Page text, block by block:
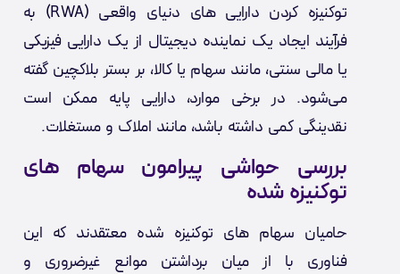
توکنیزه کردن دارایی های دنیای واقعی (RWA) به
فرآیند ایجاد یک نماینده دیجیتال از یک دارایی فیزیکی
یا مالی سنتی، مانند سهام یا کالا، بر بستر بلاکچین گفته
می‌شود. در برخی موارد، دارایی پایه ممکن است
نقدینگی کمی داشته باشد، مانند املاک و مستغلات.
بررسی حواشی پیرامون سهام های
توکنیزه شده
حامیان سهام های توکنیزه شده معتقدند که این
فناوری با از میان برداشتن موانع غیرضروری و